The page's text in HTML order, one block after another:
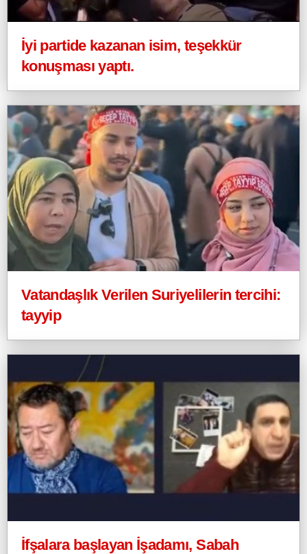
İyi partide kazanan isim, teşekkür
konuşması yaptı.
Vatandaşlık Verilen Suriyelilerin tercihi:
tayyip
İfşalara başlayan İşadamı, Sabah